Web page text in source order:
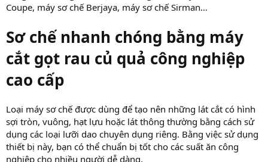
Coupe, máy sơ chế Berjaya, máy sơ chế Sirman…
Sơ chế nhanh chóng bằng máy
cắt gọt rau củ quả công nghiệp
cao cấp
Loại máy sơ chế được dùng để tạo nên những lát cắt có hình
sợi tròn, vuông, hạt lựu hoặc lát thông thường bằng cách sử
dụng các loại lưỡi dao chuyên dụng riêng. Bằng việc sử dụng
thiết bị này, bạn có thể chuẩn bị tốt cho các suất ăn công
nghiệp cho nhiều người dễ dàng.